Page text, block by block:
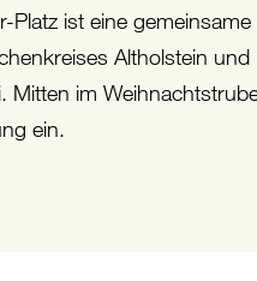
ist eine gemeinsame
Altholstein und
Mitten im
ein.